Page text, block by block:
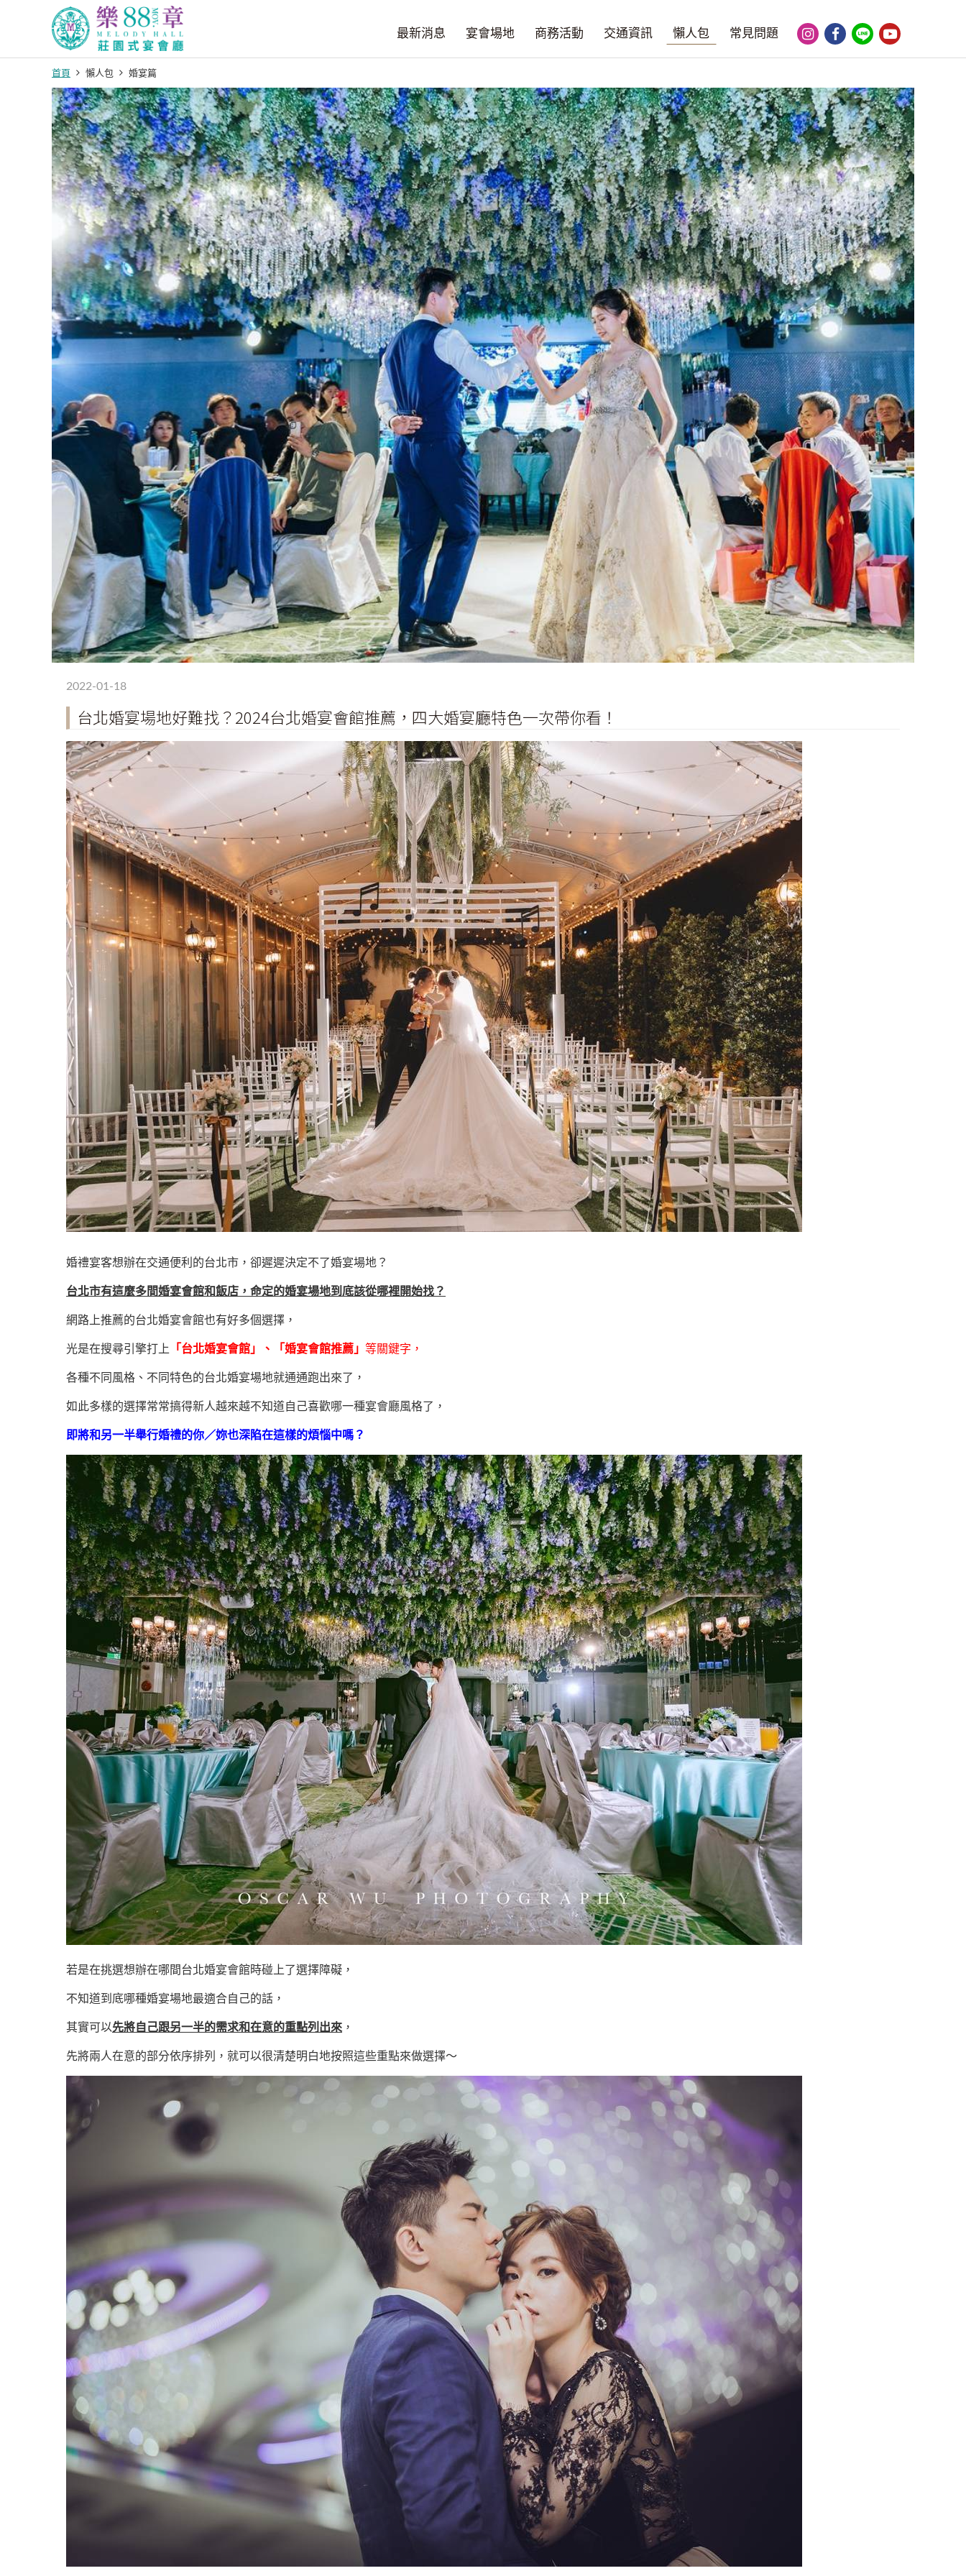
最新消息 宴會場地 商務活動 交通資訊 懶人包 常見問題
首頁 懶人包 婚宴篇
2022-01-18
台北婚宴場地好難找？2024台北婚宴會館推薦，四大婚宴廳特色一次帶你看！
婚禮宴客想辦在交通便利的台北市，卻遲遲決定不了婚宴場地？
台北市有這麼多間婚宴會館和飯店，命定的婚宴場地到底該從哪裡開始找？
網路上推薦的台北婚宴會館也有好多個選擇，
光是在搜尋引擎打上 「台北婚宴會館」、「婚宴會館推薦」 等關鍵字，
各種不同風格、不同特色的台北婚宴場地就通通跑出來了，
如此多樣的選擇常常搞得新人越來越不知道自己喜歡哪一種宴會廳風格了，
即將和另一半舉行婚禮的你／妳也深陷在這樣的煩惱中嗎？
若是在挑選想辦在哪間台北婚宴會館時碰上了選擇障礙，
不知道到底哪種婚宴場地最適合自己的話，
其實可以先將自己跟另一半的需求和在意的重點列出來 ，
先將兩人在意的部分依序排列，就可以很清楚明白地按照這些重點來做選擇～